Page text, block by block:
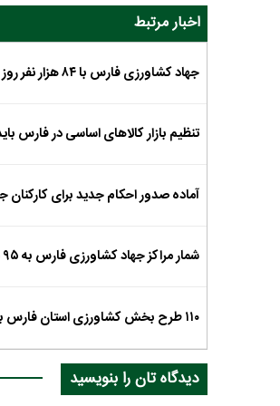
اخبار مرتبط
جهاد کشاورزی فارس با ۸۴ هزار نفر روز آموزش؛ برتر کشوری
تنظیم بازار کالاهای اساسی در فارس
آماده صدور احکام جدید برای
شمار مراکز جهاد کشاورزی فارس به ۹۵ مرکز رسید
۱۱۰ طرح بخش کشاورزی استان فارس به بهره برداری می رسد
دیدگاه تان را بنویسید